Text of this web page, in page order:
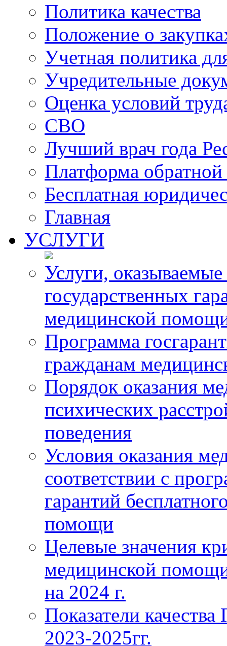
Политика качества
Положение о
Учетная политика
Учредительные
Оценка условий
СВО
Лучший врач года
Платформа
Бесплатная
Главная
УСЛУГИ
Услуги,
государственных
медицинской
Программа
гражданам
Порядок оказания
психических
поведения
Условия оказания
соответствии с
гарантий
помощи
Целевые значения
медицинской
на 2024 г.
Показатели
2023-2025гг.